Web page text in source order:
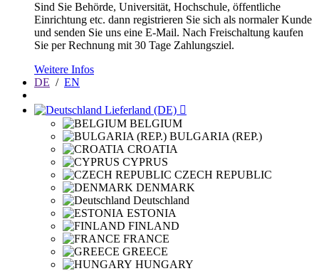
Sind Sie Behörde, Universität, Hochschule, öffentliche
Einrichtung etc. dann registrieren Sie sich als normaler Kunde
und senden Sie uns eine E-Mail. Nach Freischaltung kaufen
Sie per Rechnung mit 30 Tage Zahlungsziel.
Weitere Infos
DE / EN
Lieferland (DE) 
BELGIUM
BULGARIA (REP.)
CROATIA
CYPRUS
CZECH REPUBLIC
DENMARK
Deutschland
ESTONIA
FINLAND
FRANCE
GREECE
HUNGARY